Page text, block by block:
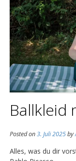
Ballkleid
Posted on3. Juli 2025by
Alles, was du dir